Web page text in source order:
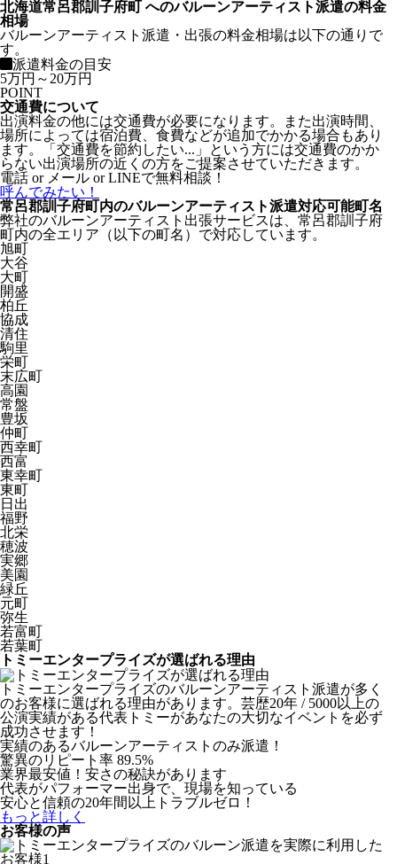
北海道常呂郡訓子府町 へのバルーンアーティスト派遣の料金
相場
バルーンアーティスト派遣・出張の料金相場は以下の通りで
す。
派遣料金の目安
5万円～20万円
POINT
交通費について
出演料金の他には交通費が必要になります。また出演時間、
場所によっては宿泊費、食費などが追加でかかる場合もあり
ます。「交通費を節約したい...」という方には交通費のかか
らない出演場所の近くの方をご提案させていただきます。
電話 or メール or LINEで無料相談！
呼んでみたい！
常呂郡訓子府町内のバルーンアーティスト派遣対応可能町名
弊社のバルーンアーティスト出張サービスは、常呂郡訓子府
町内の全エリア（以下の町名）で対応しています。
旭町
大谷
大町
開盛
柏丘
協成
清住
駒里
栄町
末広町
高園
常盤
豊坂
仲町
西幸町
西富
東幸町
東町
日出
福野
北栄
穂波
実郷
美園
緑丘
元町
弥生
若富町
若葉町
トミーエンタープライズが選ばれる理由
トミーエンタープライズのバルーンアーティスト派遣が多く
のお客様に選ばれる理由があります。芸歴20年 / 5000以上の
公演実績がある代表トミーがあなたの大切なイベントを必ず
成功させます！
実績のあるバルーンアーティストのみ派遣！
驚異のリピート率 89.5%
業界最安値！安さの秘訣があります
代表がパフォーマー出身で、現場を知っている
安心と信頼の20年間以上トラブルゼロ！
もっと詳しく
お客様の声